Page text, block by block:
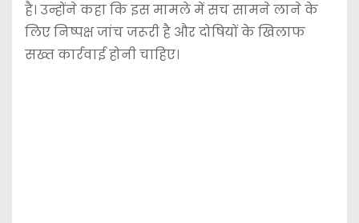
है। उन्होंने कहा कि इस मामले में सच सामने लाने के
लिए निष्पक्ष जांच जरूरी है और दोषियों के खिलाफ
सख्त कार्रवाई होनी चाहिए।